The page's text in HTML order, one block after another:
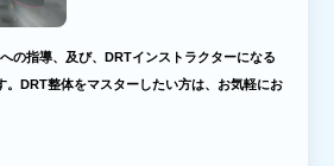
の指導、及び、DRTインストラクターになる
。DRT整体をマスターしたい方は、お気軽にお